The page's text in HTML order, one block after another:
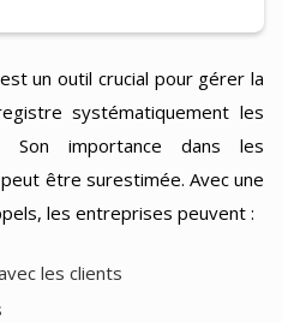
un outil crucial pour gérer la
systématiquement les
Son importance dans les
être surestimée. Avec une
les entreprises peuvent :
les clients